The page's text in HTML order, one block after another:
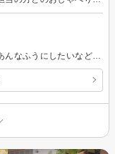
何時も利用させて頂いています。 こうしたい、あんなふうにしたいなど、とても相談しやすいです。 施術中の会話も楽しいので癒やしの時間になります。